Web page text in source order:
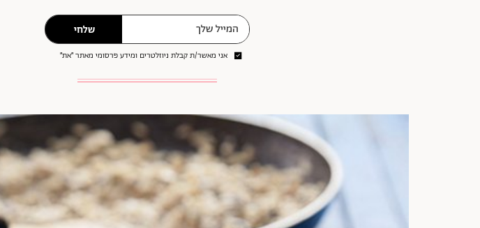
שלחי
אני מאשר/ת קבלת ניוזלטרים ומידע פרסומי מאתר ״את״